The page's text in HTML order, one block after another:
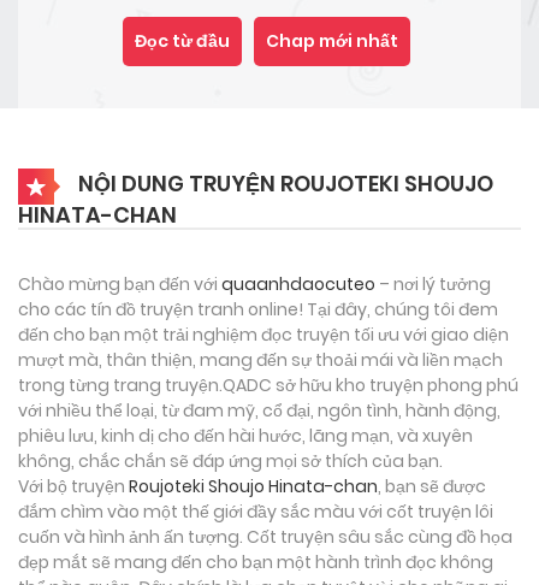
Đọc từ đầu Chap mới nhất
NỘI DUNG TRUYỆN ROUJOTEKI SHOUJO
HINATA-CHAN
Chào mừng bạn đến với quaanhdaocuteo – nơi lý tưởng
cho các tín đồ truyện tranh online! Tại đây, chúng tôi đem
đến cho bạn một trải nghiệm đọc truyện tối ưu với giao diện
mượt mà, thân thiện, mang đến sự thoải mái và liền mạch
trong từng trang truyện.QADC sở hữu kho truyện phong phú
với nhiều thể loại, từ đam mỹ, cổ đại, ngôn tình, hành động,
phiêu lưu, kinh dị cho đến hài hước, lãng mạn, và xuyên
không, chắc chắn sẽ đáp ứng mọi sở thích của bạn.
Với bộ truyện Roujoteki Shoujo Hinata-chan, bạn sẽ được
đắm chìm vào một thế giới đầy sắc màu với cốt truyện lôi
cuốn và hình ảnh ấn tượng. Cốt truyện sâu sắc cùng đồ họa
đẹp mắt sẽ mang đến cho bạn một hành trình đọc không